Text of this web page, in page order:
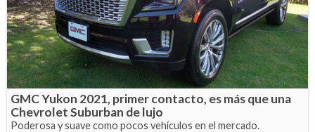
GMC Yukon 2021, primer contacto, es más que una
Chevrolet Suburban de lujo
Poderosa y suave como pocos vehículos en el mercado.